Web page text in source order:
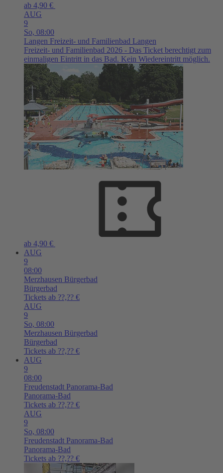
ab 4,90 €
AUG
9
So, 08:00
Langen Freizeit- und Familienbad Langen
Freizeit- und Familienbad 2026 - Das Ticket berechtigt zum
einmaligen Eintritt in das Bad. Kein Wiedereintritt möglich.
ab 4,90 €
AUG
9
08:00
Merzhausen Bürgerbad
Bürgerbad
Tickets ab ??,?? €
AUG
9
So, 08:00
Merzhausen Bürgerbad
Bürgerbad
Tickets ab ??,?? €
AUG
9
08:00
Freudenstadt Panorama-Bad
Panorama-Bad
Tickets ab ??,?? €
AUG
9
So, 08:00
Freudenstadt Panorama-Bad
Panorama-Bad
Tickets ab ??,?? €